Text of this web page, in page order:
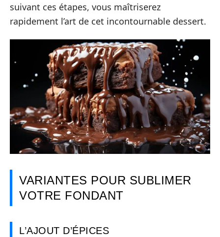
suivant ces étapes, vous maîtriserez
rapidement l’art de cet incontournable dessert.
VARIANTES POUR SUBLIMER
VOTRE FONDANT
L’AJOUT D’ÉPICES